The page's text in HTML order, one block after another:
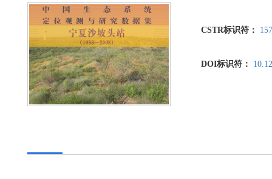
CSTR标识符：
DOI标识符：